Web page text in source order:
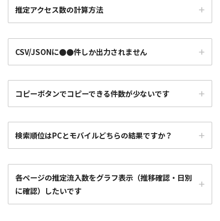
推定アクセス数の計算方法
CSV/JSONに●●件しか出力されません
コピーボタンでコピーできる件数が少ないです
検索順位はPCとモバイルどちらの結果ですか？
各ページの推定流入数をグラフ表示（推移確認・日別
に確認）したいです